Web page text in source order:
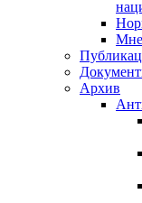
Архив